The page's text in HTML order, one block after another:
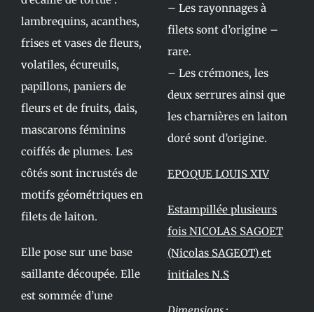
lambrequins, acanthes,
frises et vases de fleurs,
volatiles, écureuils,
papillons, paniers de
fleurs et de fruits, dais,
mascarons féminins
coiffés de plumes. Les
côtés sont incrustés de
motifs géométriques en
filets de laiton.
Elle pose sur une base
saillante découpée. Elle
est sommée d’une
– Les rayonnages à
filets sont d’origine –
rare.
– Les crémones, les
deux serrures ainsi que
les charnières en laiton
doré sont d’origine.
EPOQUE LOUIS XIV
Estampillée plusieurs
fois NICOLAS SAGOET
(Nicolas SAGEOT) et
initiales N.S